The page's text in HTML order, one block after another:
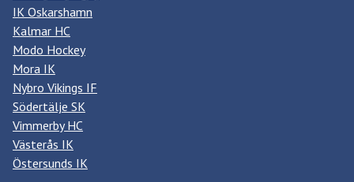
IK Oskarshamn
Kalmar HC
Modo Hockey
Mora IK
Nybro Vikings IF
Södertälje SK
Vimmerby HC
Västerås IK
Östersunds IK